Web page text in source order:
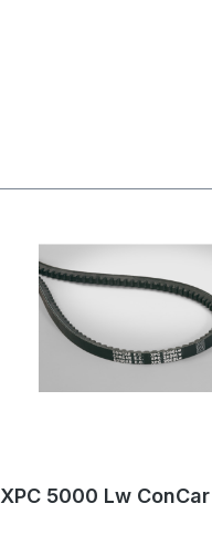
XPC 5000 Lw ConCar